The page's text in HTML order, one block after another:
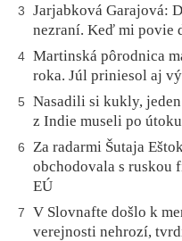
3
Jarjabková Garajová:
nezraní. Keď mi povie
4 Martinská pôrodnica
roka. Júl priniesol aj
5
Nasadili si kukly,
z Indie museli po
6
Za radarmi Šutaja
obchodovala s ruskou
EÚ
7
V Slovnafte došlo k
verejnosti nehrozí,